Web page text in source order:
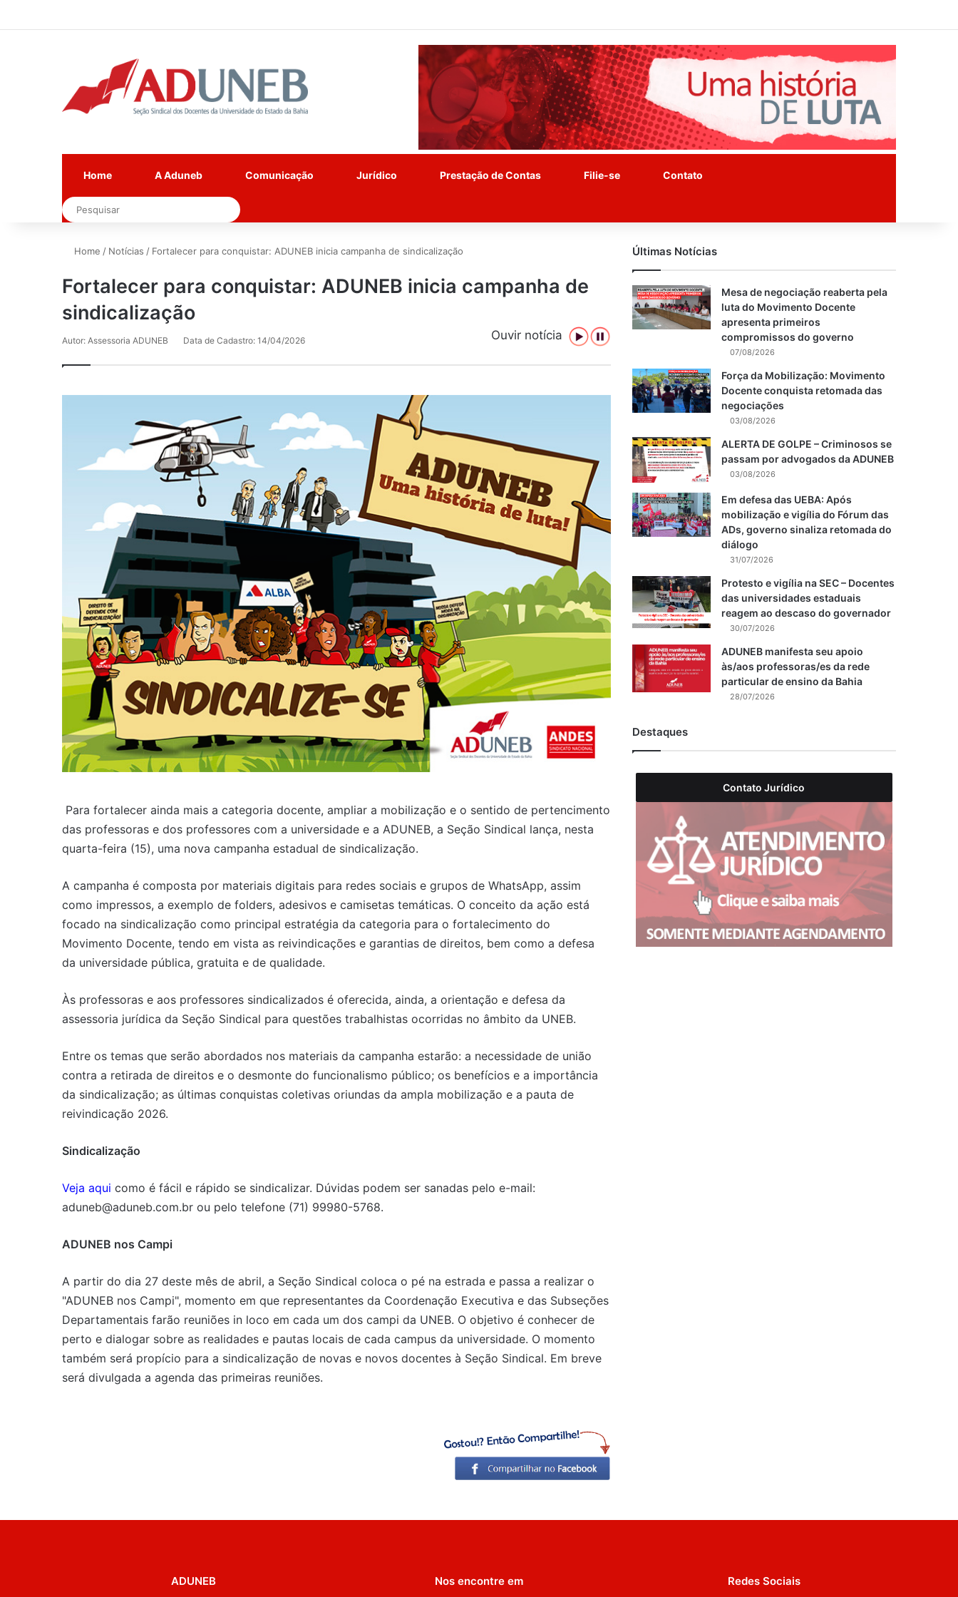
Home A Aduneb Comunicação Jurídico Prestação de Contas Filie-se Contato
Pesquisar
Home / Notícias / Fortalecer para conquistar: ADUNEB inicia campanha de sindicalização
Fortalecer para conquistar: ADUNEB inicia campanha de
sindicalização
Ouvir notícia
Autor: Assessoria ADUNEB Data de Cadastro: 14/04/2026
Para fortalecer ainda mais a categoria docente, ampliar a mobilização e o sentido de pertencimento
das professoras e dos professores com a universidade e a ADUNEB, a Seção Sindical lança, nesta
quarta-feira (15), uma nova campanha estadual de sindicalização.
A campanha é composta por materiais digitais para redes sociais e grupos de WhatsApp, assim
como impressos, a exemplo de folders, adesivos e camisetas temáticas. O conceito da ação está
focado na sindicalização como principal estratégia da categoria para o fortalecimento do
Movimento Docente, tendo em vista as reivindicações e garantias de direitos, bem como a defesa
da universidade pública, gratuita e de qualidade.
Às professoras e aos professores sindicalizados é oferecida, ainda, a orientação e defesa da
assessoria jurídica da Seção Sindical para questões trabalhistas ocorridas no âmbito da UNEB.
Entre os temas que serão abordados nos materiais da campanha estarão: a necessidade de união
contra a retirada de direitos e o desmonte do funcionalismo público; os benefícios e a importância
da sindicalização; as últimas conquistas coletivas oriundas da ampla mobilização e a pauta de
reivindicação 2026.
Sindicalização
Veja aqui como é fácil e rápido se sindicalizar. Dúvidas podem ser sanadas pelo e-mail:
aduneb@aduneb.com.br ou pelo telefone (71) 99980-5768.
ADUNEB nos Campi
A partir do dia 27 deste mês de abril, a Seção Sindical coloca o pé na estrada e passa a realizar o
"ADUNEB nos Campi", momento em que representantes da Coordenação Executiva e das Subseções
Departamentais farão reuniões in loco em cada um dos campi da UNEB. O objetivo é conhecer de
perto e dialogar sobre as realidades e pautas locais de cada campus da universidade. O momento
também será propício para a sindicalização de novas e novos docentes à Seção Sindical. Em breve
será divulgada a agenda das primeiras reuniões.
Últimas Notícias
Mesa de negociação reaberta pela
luta do Movimento Docente
apresenta primeiros
compromissos do governo
07/08/2026
Força da Mobilização: Movimento
Docente conquista retomada das
negociações
03/08/2026
ALERTA DE GOLPE – Criminosos se
passam por advogados da ADUNEB
03/08/2026
Em defesa das UEBA: Após
mobilização e vigília do Fórum das
ADs, governo sinaliza retomada do
diálogo
31/07/2026
Protesto e vigília na SEC – Docentes
das universidades estaduais
reagem ao descaso do governador
30/07/2026
ADUNEB manifesta seu apoio
às/aos professoras/es da rede
particular de ensino da Bahia
28/07/2026
Destaques
Contato Jurídico
ADUNEB Nos encontre em Redes Sociais